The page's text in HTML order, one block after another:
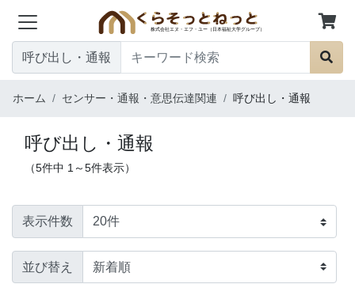
呼び出し・通報
ホーム センサー・通報・意思伝達関連 呼び出し・通報
呼び出し・通報
（5件中 1～5件表示）
表示件数
並び替え